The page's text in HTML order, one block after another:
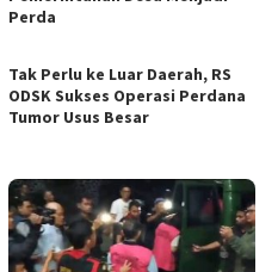
Perda
Tak Perlu ke Luar Daerah, RS
ODSK Sukses Operasi Perdana
Tumor Usus Besar